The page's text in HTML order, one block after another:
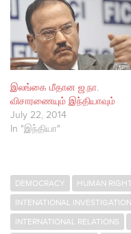
இலங்கை மீதான ஜ.நா.
விசாரணையும் இந்தியாவும்
July 22, 2014
In "இந்தியா"
DEMOCRACY HUMAN
INTENATIONAL
INTERNATIONAL RELATIONS